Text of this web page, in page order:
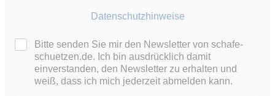
Datenschutzhinweise
Bitte senden Sie mir den Newsletter von schafe-
schuetzen.de. Ich bin ausdrücklich damit
einverstanden, den Newsletter zu erhalten und
weiß, dass ich mich jederzeit abmelden kann.